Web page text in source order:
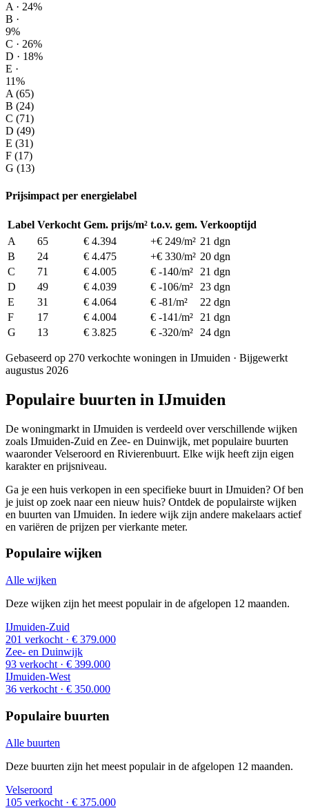
A · 24%
B ·
9%
C · 26%
D · 18%
E ·
11%
A (65)
B (24)
C (71)
D (49)
E (31)
F (17)
G (13)
Prijsimpact per energielabel
Label Verkocht Gem. prijs/m² t.o.v. gem. Verkooptijd
A
65 € 4.394 +€ 249/m² 21 dgn
B
24 € 4.475 +€ 330/m² 20 dgn
C
71 € 4.005 € -140/m²
21 dgn
D
49 € 4.039 € -106/m²
23 dgn
E
31 € 4.064 € -81/m²
22 dgn
F
17 € 4.004 € -141/m²
21 dgn
G
13 € 3.825 € -320/m² 24 dgn
Gebaseerd op 270 verkochte woningen in IJmuiden · Bijgewerkt
augustus 2026
Populaire buurten in IJmuiden
De woningmarkt in IJmuiden is verdeeld over verschillende wijken
zoals IJmuiden-Zuid en Zee- en Duinwijk, met populaire buurten
waaronder Velseroord en Rivierenbuurt. Elke wijk heeft zijn eigen
karakter en prijsniveau.
Ga je een huis verkopen in een specifieke buurt in IJmuiden? Of ben
je juist op zoek naar een nieuw huis? Ontdek de populairste wijken
en buurten van IJmuiden. In iedere wijk zijn andere makelaars actief
en variëren de prijzen per vierkante meter.
Populaire wijken
Alle wijken
Deze wijken zijn het meest populair in de afgelopen 12 maanden.
IJmuiden-Zuid
201 verkocht · € 379.000
Zee- en Duinwijk
93 verkocht · € 399.000
IJmuiden-West
36 verkocht · € 350.000
Populaire buurten
Alle buurten
Deze buurten zijn het meest populair in de afgelopen 12 maanden.
Velseroord
105 verkocht · € 375.000